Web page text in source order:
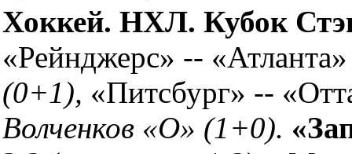
Хоккей. НХЛ. Кубок
«Рейнджерс» --
(0+1), «Питсбург» --
Волченков «О» (1+0).